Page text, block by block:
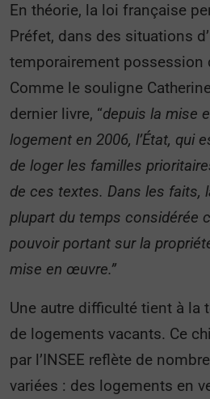
En théorie, la loi française
Préfet, dans des situations
temporairement possession
Comme le souligne
dernier livre, “depuis la mise
logement en 2006, l’État, qui
de loger les familles
de ces textes. Dans les faits,
plupart du temps considérée
pouvoir portant sur la
mise en œuvre.”
Une autre difficulté tient à la
de logements vacants. Ce
par l’INSEE reflète de
variées : des logements en